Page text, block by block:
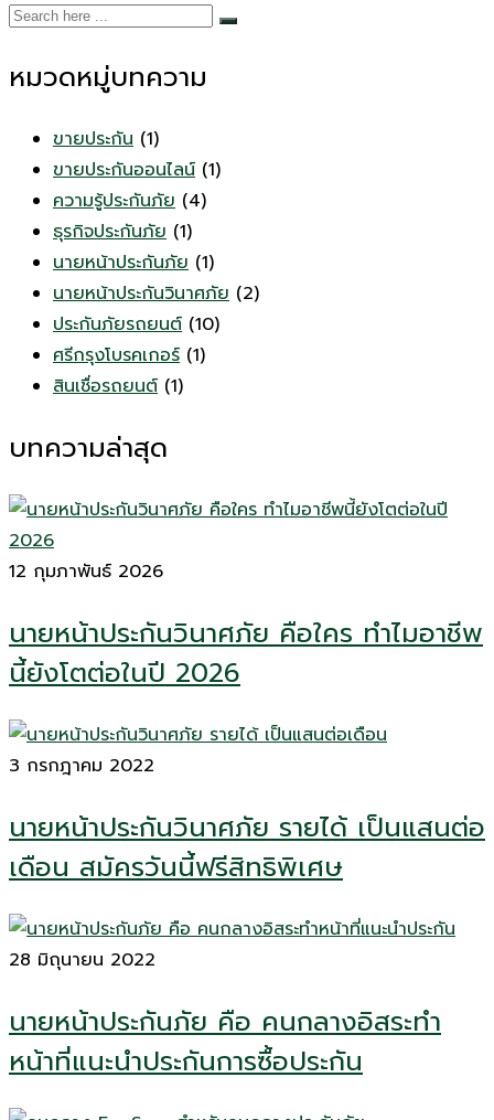
หมวดหมู่บทความ
ขายประกัน (1)
ขายประกันออนไลน์ (1)
ความรู้ประกันภัย (4)
ธุรกิจประกันภัย (1)
นายหน้าประกันภัย (1)
นายหน้าประกันวินาศภัย (2)
ประกันภัยรถยนต์ (10)
ศรีกรุงโบรคเกอร์ (1)
สินเชื่อรถยนต์ (1)
บทความล่าสุด
12 กุมภาพันธ์ 2026
นายหน้าประกันวินาศภัย คือใคร ทำไมอาชีพ
นี้ยังโตต่อในปี 2026
3 กรกฎาคม 2022
นายหน้าประกันวินาศภัย รายได้ เป็นแสนต่อ
เดือน สมัครวันนี้ฟรีสิทธิพิเศษ
28 มิถุนายน 2022
นายหน้าประกันภัย คือ คนกลางอิสระทำ
หน้าที่แนะนำประกันการซื้อประกัน